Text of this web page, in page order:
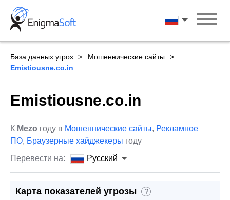
Skip
content
Русский
База данных угроз
Мошеннические сайты
Emistiousne.co.in
Emistiousne.co.in
К Mezo году в Мошеннические сайты, Рекламное
ПО, Браузерные хайджекеры году
Перевести на:
Русский
Карта показателей угрозы ?